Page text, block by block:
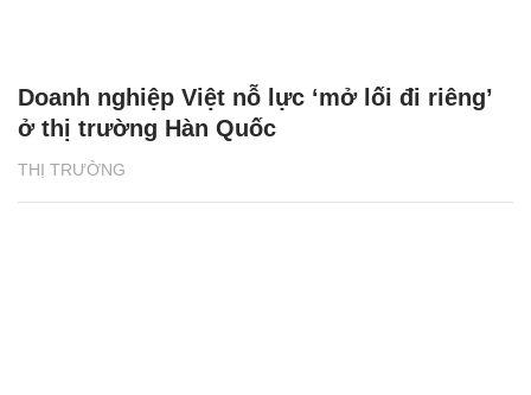
THỊ TRƯỜNG
Doanh nghiệp Việt nỗ lực ‘mở lối đi riêng’
ở thị trường Hàn Quốc